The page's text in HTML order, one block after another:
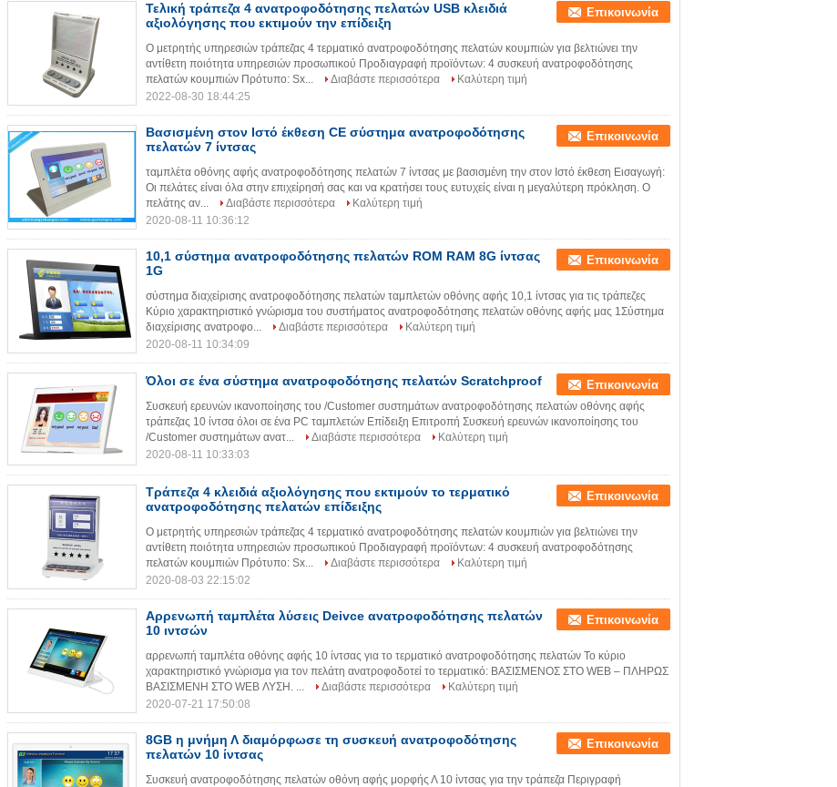
Τελική τράπεζα 4 ανατροφοδότησης πελατών USB κλειδιά
αξιολόγησης που εκτιμούν την επίδειξη
Επικοινωνία
Ο μετρητής υπηρεσιών τράπεζας 4 τερματικό ανατροφοδότησης πελατών κουμπιών για βελτιώνει την
αντίθετη ποιότητα υπηρεσιών προσωπικού Προδιαγραφή προϊόντων: 4 συσκευή ανατροφοδότησης
πελατών κουμπιών Πρότυπο: Sx...
Διαβάστε περισσότερα
Καλύτερη τιμή
2022-08-30 18:44:25
Βασισμένη στον Ιστό έκθεση CE σύστημα ανατροφοδότησης
πελατών 7 ίντσας
Επικοινωνία
ταμπλέτα οθόνης αφής ανατροφοδότησης πελατών 7 ίντσας με βασισμένη την στον Ιστό έκθεση Εισαγωγή:
Οι πελάτες είναι όλα στην επιχείρησή σας και να κρατήσει τους ευτυχείς είναι η μεγαλύτερη πρόκληση. Ο
πελάτης αν...
Διαβάστε περισσότερα
Καλύτερη τιμή
2020-08-11 10:36:12
10,1 σύστημα ανατροφοδότησης πελατών ROM RAM 8G ίντσας
1G
Επικοινωνία
σύστημα διαχείρισης ανατροφοδότησης πελατών ταμπλετών οθόνης αφής 10,1 ίντσας για τις τράπεζες
Κύριο χαρακτηριστικό γνώρισμα του συστήματος ανατροφοδότησης πελατών οθόνης αφής μας 1Σύστημα
διαχείρισης ανατροφο...
Διαβάστε περισσότερα
Καλύτερη τιμή
2020-08-11 10:34:09
Όλοι σε ένα σύστημα ανατροφοδότησης πελατών Scratchproof Επικοινωνία
Συσκευή ερευνών ικανοποίησης του /Customer συστημάτων ανατροφοδότησης πελατών οθόνης αφής
τράπεζας 10 ίντσα όλοι σε ένα PC ταμπλετών Επίδειξη Επιτροπή Συσκευή ερευνών ικανοποίησης του
/Customer συστημάτων ανατ...
Διαβάστε περισσότερα
Καλύτερη τιμή
2020-08-11 10:33:03
Τράπεζα 4 κλειδιά αξιολόγησης που εκτιμούν το τερματικό
ανατροφοδότησης πελατών επίδειξης
Επικοινωνία
Ο μετρητής υπηρεσιών τράπεζας 4 τερματικό ανατροφοδότησης πελατών κουμπιών για βελτιώνει την
αντίθετη ποιότητα υπηρεσιών προσωπικού Προδιαγραφή προϊόντων: 4 συσκευή ανατροφοδότησης
πελατών κουμπιών Πρότυπο: Sx...
Διαβάστε περισσότερα
Καλύτερη τιμή
2020-08-03 22:15:02
Αρρενωπή ταμπλέτα λύσεις Deivce ανατροφοδότησης πελατών
10 ιντσών
Επικοινωνία
αρρενωπή ταμπλέτα οθόνης αφής 10 ίντσας για το τερματικό ανατροφοδότησης πελατών Το κύριο
χαρακτηριστικό γνώρισμα για τον πελάτη ανατροφοδοτεί το τερματικό: ΒΑΣΙΣΜΕΝΟΣ ΣΤΟ WEB – ΠΛΗΡΩΣ
ΒΑΣΙΣΜΕΝΗ ΣΤΟ WEB ΛΥΣΗ. ...
Διαβάστε περισσότερα
Καλύτερη τιμή
2020-07-21 17:50:08
8GB η μνήμη Λ διαμόρφωσε τη συσκευή ανατροφοδότησης
πελατών 10 ίντσας
Επικοινωνία
Συσκευή ανατροφοδότησης πελατών οθόνη αφής μορφής Λ 10 ίντσας για την τράπεζα Περιγραφή